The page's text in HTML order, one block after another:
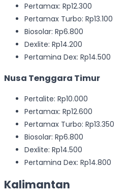
Pertamax: Rp12.300
Pertamax Turbo: Rp13.100
Biosolar: Rp6.800
Dexlite: Rp14.200
Pertamina Dex: Rp14.500
Nusa Tenggara Timur
Pertalite: Rp10.000
Pertamax: Rp12.600
Pertamax Turbo: Rp13.350
Biosolar: Rp6.800
Dexlite: Rp14.500
Pertamina Dex: Rp14.800
Kalimantan